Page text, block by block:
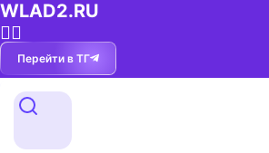
WLAD2.RU
💁‍♂️
Перейти в ТГ